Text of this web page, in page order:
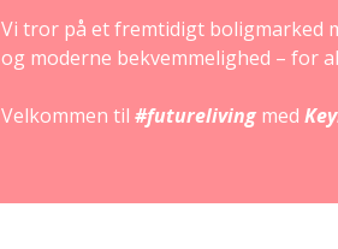
Vi tror på et fremtidigt boligmarked
og moderne bekvemmelighed – for
Velkommen til #futureliving med